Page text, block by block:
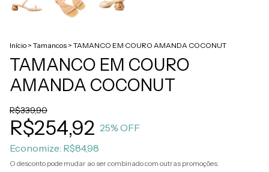
Início > Tamancos > TAMANCO EM COURO AMANDA COCONUT
TAMANCO EM COURO
AMANDA COCONUT
R$339,90
R$254,92 25% OFF
Economize: R$84,98
O desconto pode mudar ao ser combinado com outras promoções.